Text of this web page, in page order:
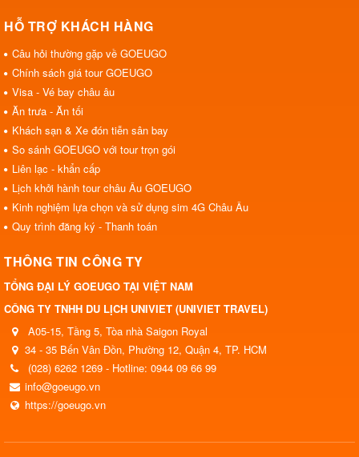
HỖ TRỢ KHÁCH HÀNG
Câu hỏi thường gặp về GOEUGO
Chính sách giá tour GOEUGO
Visa - Vé bay châu âu
Ăn trưa - Ăn tối
Khách sạn & Xe đón tiễn sân bay
So sánh GOEUGO với tour trọn gói
Liên lạc - khẩn cấp
Lịch khởi hành tour châu Âu GOEUGO
Kinh nghiệm lựa chọn và sử dụng sim 4G Châu Âu
Quy trình đăng ký - Thanh toán
THÔNG TIN CÔNG TY
TỔNG ĐẠI LÝ GOEUGO TẠI VIỆT NAM
CÔNG TY TNHH DU LỊCH UNIVIET (UNIVIET TRAVEL)
A05-15, Tầng 5, Tòa nhà Saigon Royal
34 - 35 Bến Vân Đồn, Phường 12, Quận 4, TP. HCM
(028) 6262 1269 - Hotline: 0944 09 66 99
info@goeugo.vn
https://goeugo.vn